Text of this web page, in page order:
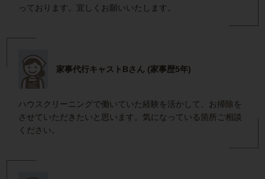
っております。宜しくお願いいたします。
家事代行キャストBさん (家事歴5年)
ハウスクリーニングで働いていた経験を活かして、お掃除を
させていただきたいと思います。気になっている箇所ご相談
ください。